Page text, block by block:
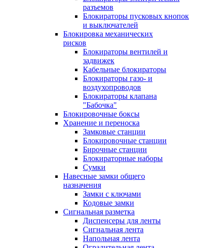
разъемов
Блокираторы пусковых кнопок
и выключателей
Блокировка механических
рисков
Блокираторы вентилей и
задвижек
Кабельные блокираторы
Блокираторы газо- и
воздухопроводов
Блокираторы клапана
"Бабочка"
Блокировочные боксы
Хранение и переноска
Замковые станции
Блокировочные станции
Бирочные станции
Блокираторные наборы
Сумки
Навесные замки общего
назначения
Замки с ключами
Кодовые замки
Сигнальная разметка
Диспенсеры для ленты
Сигнальная лента
Напольная лента